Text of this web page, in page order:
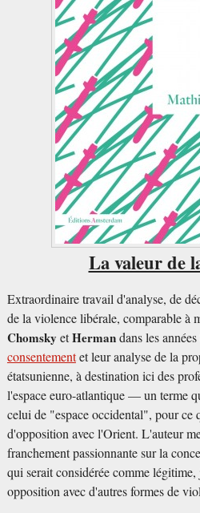
La valeur de
Extraordinaire travail d'analyse, de
de la violence libérale, comparable à
Chomsky etHermandans les
consentementet leur analyse de la
étatsunienne, à destination ici des
l'espace euro-atlantique — un terme
celui de "espace occidental", pour ce
d'opposition avec l'Orient. L'auteur
franchement passionnante sur la
qui serait considérée comme
opposition avec d'autres formes de